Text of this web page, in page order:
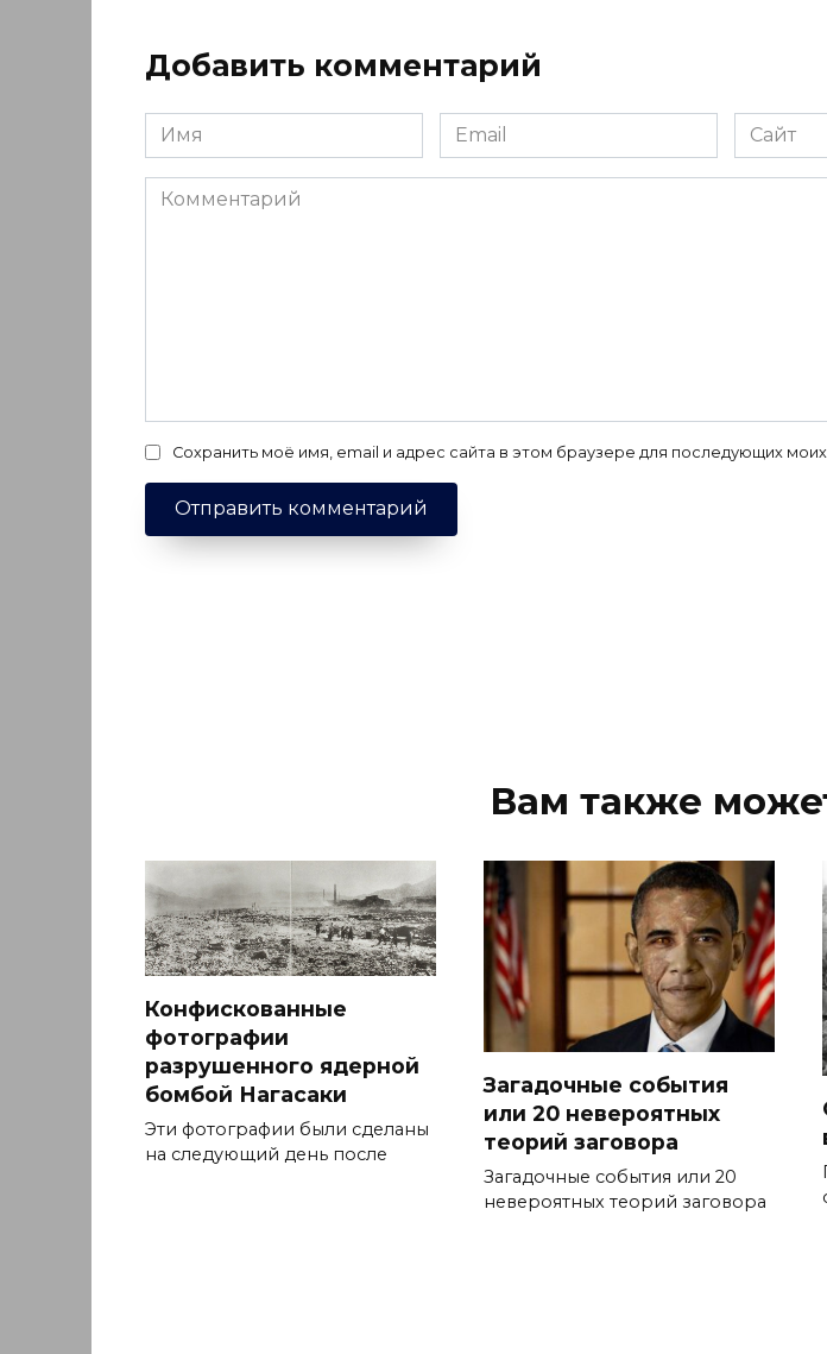
Добавить комментарий
Имя
*
Email
*
Сайт
Комментарий
Сохранить моё имя, email и адрес сайта в этом браузере для последующих
Вам также
Конфискованные
фотографии
разрушенного ядерной
бомбой Нагасаки
Эти фотографии были сделаны
на следующий день после
Загадочные события
или 20 невероятных
теорий заговора
Загадочные события или 20
невероятных теорий заговора